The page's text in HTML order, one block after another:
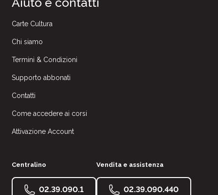
Carte Cultura
Chi siamo
Termini & Condizioni
Supporto abbonati
Contatti
Come accedere ai corsi
Attivazione Account
Centralino
02.39.090.1
Vendita e assistenza
02.39.090.440